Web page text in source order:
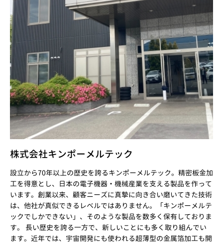
株式会社キンポーメルテック
設立から70年以上の歴史を誇るキンポーメルテック。精密板金加
工を得意とし、日本の電子機器・機械産業を支える製品を作って
います。創業以来、顧客ニーズに真摯に向き合い磨いてきた技術
は、他社が真似できるレベルではありません。「キンポーメルテ
ックでしかできない」、そのような製品を数多く保有しておりま
す。 長い歴史を誇る一方で、新しいことにも多く取り組んでい
ます。近年では、宇宙開発にも使われる超薄型の金属箔加工も開